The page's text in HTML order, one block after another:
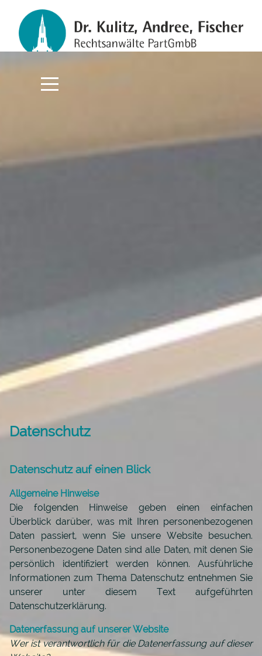
Datenschutz
Datenschutz auf einen Blick
Allgemeine Hinweise
Die folgenden Hinweise geben einen einfachen
Überblick darüber, was mit Ihren personenbezogenen
Daten passiert, wenn Sie unsere Website besuchen.
Personenbezogene Daten sind alle Daten, mit denen Sie
persönlich identifiziert werden können. Ausführliche
Informationen zum Thema Datenschutz entnehmen Sie
unserer unter diesem Text aufgeführten
Datenschutzerklärung.
Datenerfassung auf unserer Website
Wer ist verantwortlich für die Datenerfassung auf dieser